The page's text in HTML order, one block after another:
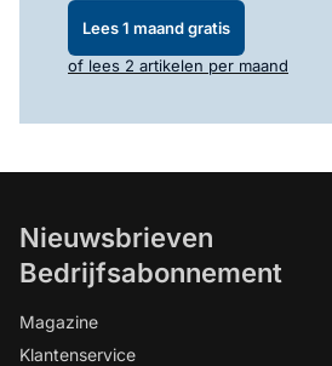
Lees 1 maand gratis
of lees 2 artikelen per maand
Nieuwsbrieven
Bedrijfsabonnement
Magazine
Klantenservice